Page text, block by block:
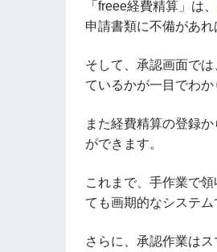
「freee経費精算」は、
申請書類に不備があれ
そして、承認画面で
ているかが一目でわか
また経費精算の登録
ができます。
これまで、手作業で
ても画期的なシステム
さらに、承認作業は